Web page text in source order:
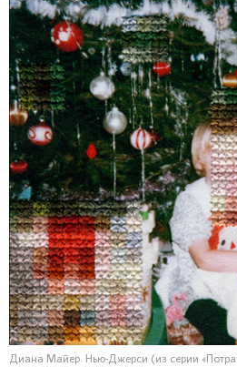
Диана Майер. Нью-Джерси (из серии